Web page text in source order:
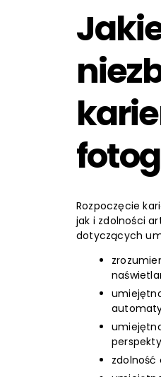
Rozpoczęcie
jak i zdolności
dotyczących
zdolność